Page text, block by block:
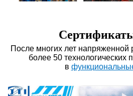
После многих лет напряженной
более 50 технологических
в